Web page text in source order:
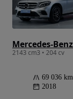
Mercedes-
2143 cm3 • 204 cv
69 036 km
2018